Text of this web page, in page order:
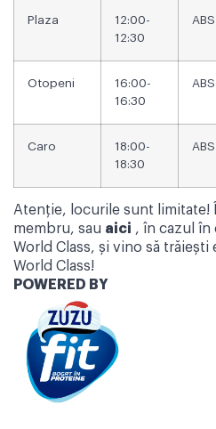
Plaza
12:00-
12:30
ABS
Otopeni
16:00-
16:30
Caro
18:00-
18:30
ABS
Atenție, locurile sunt limitate!
membru, sau aici , în cazul în
World Class, și vino să
World Class!
POWERED BY